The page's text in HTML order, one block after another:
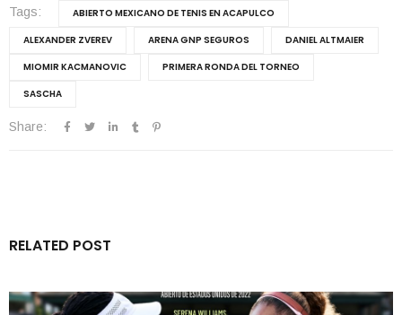
Tags:
ABIERTO MEXICANO DE TENIS EN ACAPULCO
ALEXANDER ZVEREV
ARENA GNP SEGUROS
DANIEL ALTMAIER
MIOMIR KACMANOVIC
PRIMERA RONDA DEL TORNEO
SASCHA
Share:
RELATED POST